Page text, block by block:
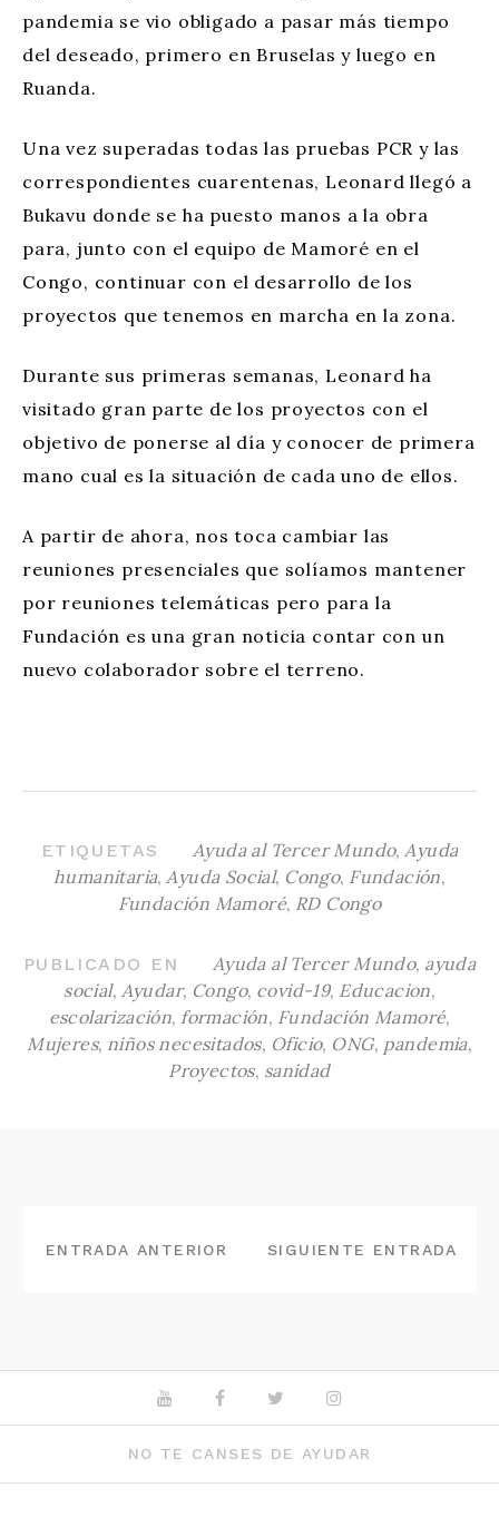
pandemia se vio obligado a pasar más tiempo
del deseado, primero en Bruselas y luego en
Ruanda.
Una vez superadas todas las pruebas PCR y las
correspondientes cuarentenas, Leonard llegó a
Bukavu donde se ha puesto manos a la obra
para, junto con el equipo de Mamoré en el
Congo, continuar con el desarrollo de los
proyectos que tenemos en marcha en la zona.
Durante sus primeras semanas, Leonard ha
visitado gran parte de los proyectos con el
objetivo de ponerse al día y conocer de primera
mano cual es la situación de cada uno de ellos.
A partir de ahora, nos toca cambiar las
reuniones presenciales que solíamos mantener
por reuniones telemáticas pero para la
Fundación es una gran noticia contar con un
nuevo colaborador sobre el terreno.
ETIQUETAS Ayuda al Tercer Mundo,Ayuda
humanitaria,Ayuda Social, Congo, Fundación,
Fundación Mamoré, RD Congo
PUBLICADO EN Ayuda al Tercer Mundo, ayuda
social, Ayudar, Congo, covid-19, Educacion,
escolarización, formación, Fundación Mamoré,
Mujeres, niños necesitados, Oficio, ONG, pandemia,
Proyectos, sanidad
DEENTRADA ANTERIOR SIGUIENTE ENTRADA
YoutubeFacebookTwitter
NO TE CANSES DE AYUDAR